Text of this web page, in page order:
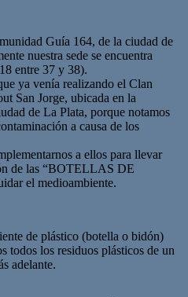
Guía 164, de la ciudad de
nuestra sede se encuentra
entre 37 y 38).
ya venía realizando el Clan
San Jorge, ubicada en la
de La Plata, porque notamos
a causa de los
a ellos para llevar
de las “BOTELLAS DE
el medioambiente.
de plástico (botella o bidón)
todos los residuos plásticos de un
adelante.